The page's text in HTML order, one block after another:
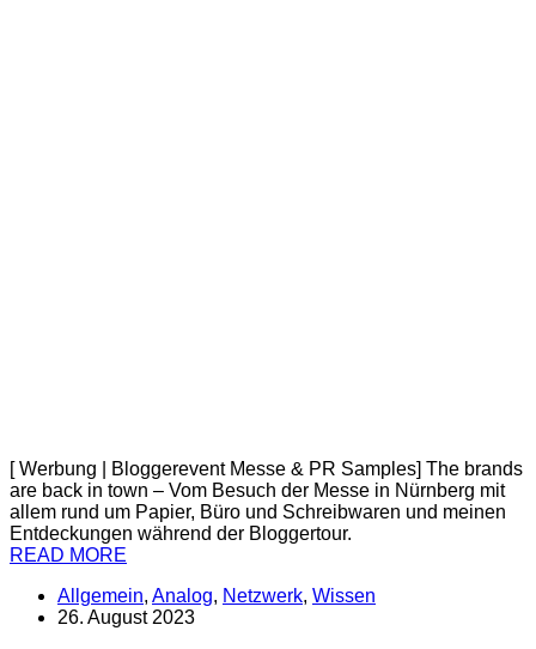
[ Werbung | Bloggerevent Messe & PR Samples] The brands
are back in town – Vom Besuch der Messe in Nürnberg mit
allem rund um Papier, Büro und Schreibwaren und meinen
Entdeckungen während der Bloggertour.
READ MORE
Allgemein, Analog, Netzwerk, Wissen
26. August 2023